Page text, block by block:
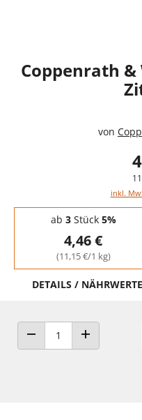
Coppenrath &
von
inkl.
Staffelpreise - Mengenrabatt
ab 3Stück 5%
4,46 €
(11,15 €/1 kg)
DETAILS /
ANZAHL VERRINGERN
ANZAHL